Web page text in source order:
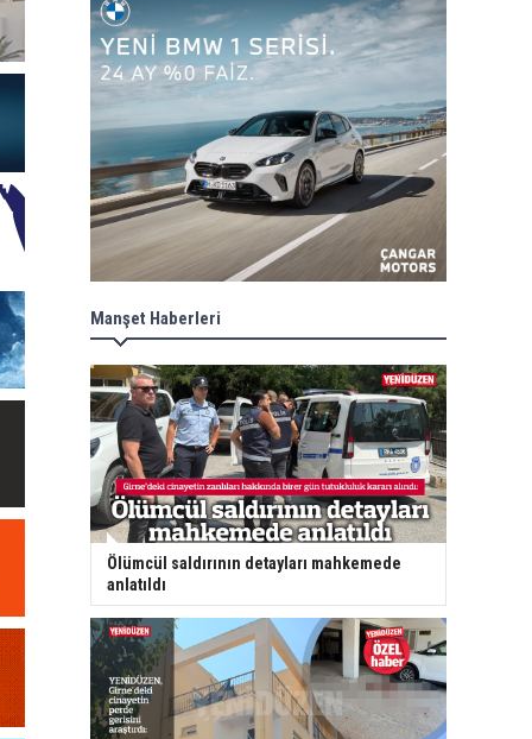
Manşet Haberleri
Ölümcül saldırının detayları mahkemede
anlatıldı